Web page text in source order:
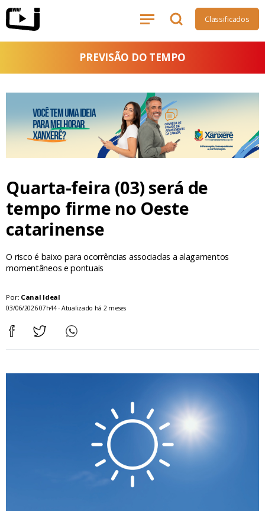
Classificados
PREVISÃO DO TEMPO
Quarta-feira (03) será de
tempo firme no Oeste
catarinense
O risco é baixo para ocorrências associadas a alagamentos
momentâneos e pontuais
Por: Canal Ideal
03/06/2026 07h44 - Atualizado há 2 meses